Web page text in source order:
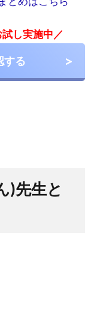
し実施中／
する
)先生と